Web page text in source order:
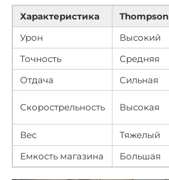
Характеристика Thompson
Урон
Высокий
Точность
Средняя
Отдача
Сильная
Скорострельность Высокая
Вес
Тяжелый
Емкость магазина
Большая